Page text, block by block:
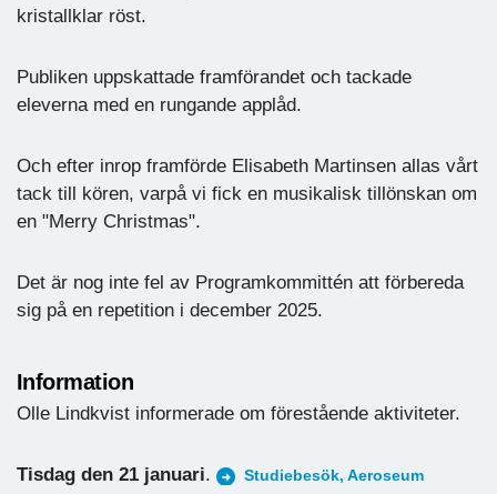
kristallklar röst.
Publiken uppskattade framförandet och tackade
eleverna med en rungande applåd.
Och efter inrop framförde Elisabeth Martinsen allas vårt
tack till kören, varpå vi fick en musikalisk tillönskan om
en "Merry Christmas".
Det är nog inte fel av Programkommittén att förbereda
sig på en repetition i december 2025.
Information
Olle Lindkvist informerade om förestående aktiviteter.
Tisdag den 21 januari. Studiebesök, Aeroseum